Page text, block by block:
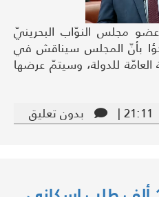
مجلس النوّاب البحرينيّ
بأنّ المجلس سيناقش في
للدولة، وسيتمّ عرضها
بدون تعليق